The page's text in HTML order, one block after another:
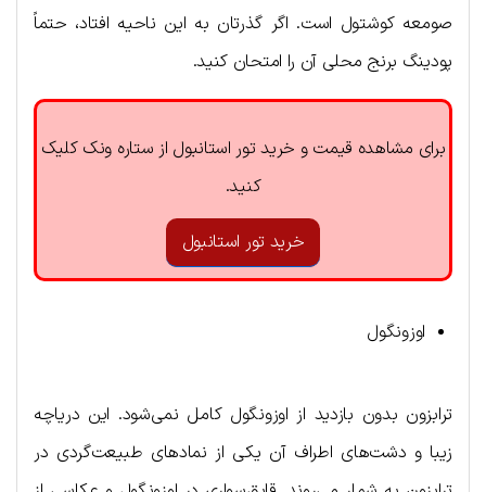
صومعه کوشتول است. اگر گذرتان به این ناحیه افتاد، حتماً
پودینگ برنج محلی آن را امتحان کنید.
برای مشاهده قیمت و خرید تور استانبول از ستاره ونک کلیک
کنید.
خرید تور استانبول
اوزونگول
ترابزون بدون بازدید از اوزونگول کامل نمی‌شود. این دریاچه
زیبا و دشت‌های اطراف آن یکی از نمادهای طبیعت‌گردی در